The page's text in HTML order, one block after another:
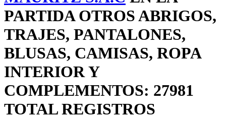
PARTIDA OTROS ABRIGOS,
TRAJES, PANTALONES,
BLUSAS, CAMISAS, ROPA
INTERIOR Y
COMPLEMENTOS: 27981
TOTAL REGISTROS